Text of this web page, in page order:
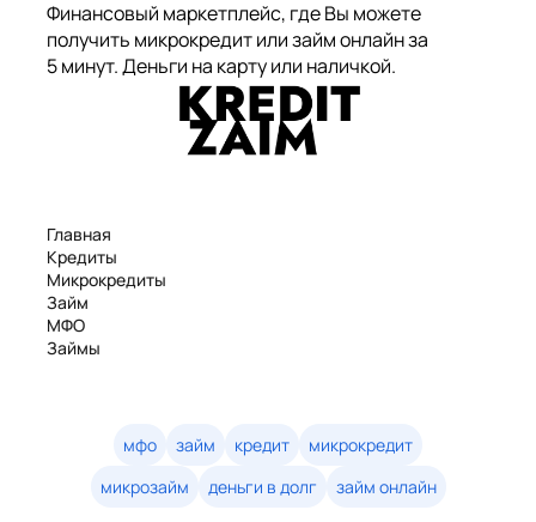
Финансовый маркетплейс, где Вы можете
получить микрокредит или займ онлайн за
5 минут. Деньги на карту или наличкой.
Главная
Кредиты
Микрокредиты
Займ
МФО
Займы
Займы онлайн
Денежные кредиты
мфо займ кредит
микрокредит
микрозайм
деньги в долг займ онлайн